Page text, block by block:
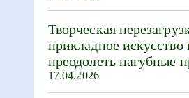
Творческая
прикладное искусство
преодолеть пагубные
17.04.2026